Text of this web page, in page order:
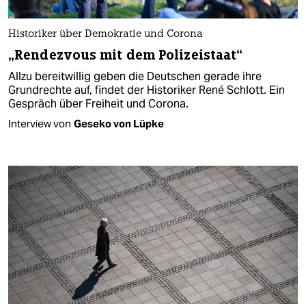
Historiker über Demokratie und Corona
„Rendezvous mit dem Polizeistaat“
Allzu bereitwillig geben die Deutschen gerade ihre
Grundrechte auf, findet der Historiker René Schlott. Ein
Gespräch über Freiheit und Corona.
Interview von Geseko von Lüpke